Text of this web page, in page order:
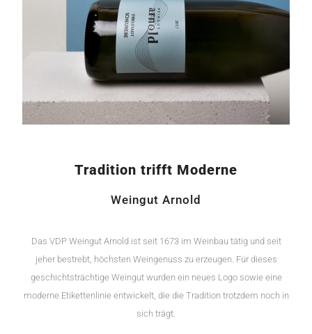
DESTINATION
GESUNDHEIT
RECHT UND BERATUNG
Tradition trifft Moderne
Weingut Arnold
Das VDP Weingut Arnold ist seit 1673 im Weinbau tätig und seit
jeher bestrebt, höchsten Weingenuss zu erzeugen. Für dieses
geschichtsträchtige Weingut wurden ein neues Logo sowie eine
moderne Etikettenlinie entwickelt, die die Tradition trotzdem noch in
sich trägt.